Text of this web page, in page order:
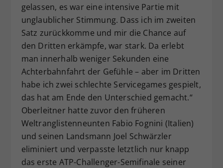
gelassen, es war eine intensive Partie mit
unglaublicher Stimmung. Dass ich im zweiten
Satz zurückkomme und mir die Chance auf
den Dritten erkämpfe, war stark. Da erlebt
man innerhalb weniger Sekunden eine
Achterbahnfahrt der Gefühle – aber im Dritten
habe ich zwei schlechte Servicegames gespielt,
das hat am Ende den Unterschied gemacht.“
Oberleitner hatte zuvor den früheren
Weltranglistenneunten Fabio Fognini (Italien)
und seinen Landsmann Joel Schwärzler
eliminiert und verpasste letztlich nur knapp
das erste ATP-Challenger-Semifinale seiner